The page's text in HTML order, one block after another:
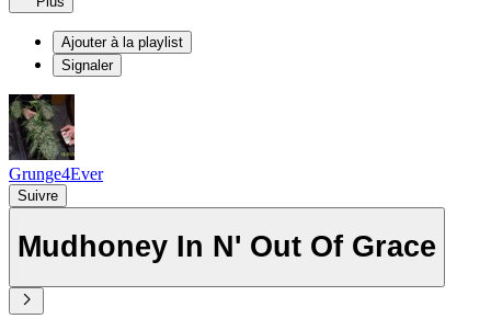
Ajouter à la playlist
Signaler
Grunge4Ever
Suivre
Mudhoney In N' Out Of Grace